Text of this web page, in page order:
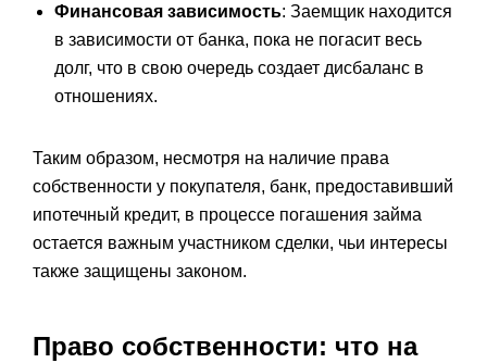
Финансовая зависимость: Заемщик находится
в зависимости от банка, пока не погасит весь
долг, что в свою очередь создает дисбаланс в
отношениях.
Таким образом, несмотря на наличие права
собственности у покупателя, банк, предоставивший
ипотечный кредит, в процессе погашения займа
остается важным участником сделки, чьи интересы
также защищены законом.
Право собственности: что на